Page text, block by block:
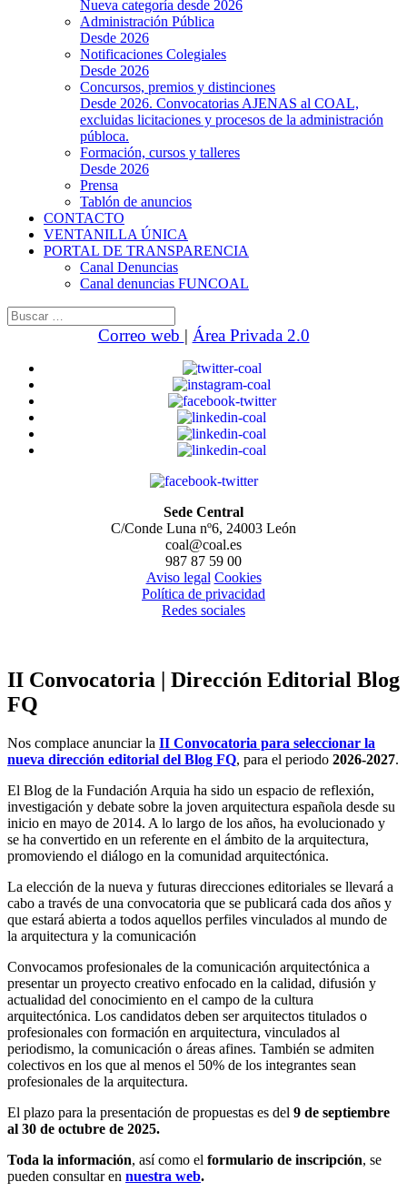
Nueva categoría desde 2026
Administración Pública
Desde 2026
Notificaciones Colegiales
Desde 2026
Concursos, premios y distinciones
Desde 2026. Convocatorias AJENAS al COAL,
excluidas licitaciones y procesos de la administración
públoca.
Formación, cursos y talleres
Desde 2026
Prensa
Tablón de anuncios
CONTACTO
VENTANILLA ÚNICA
PORTAL DE TRANSPARENCIA
Canal Denuncias
Canal denuncias FUNCOAL
Buscar:
Correo web | Área Privada 2.0
Sede Central
C/Conde Luna nº6, 24003 León
coal@coal.es
987 87 59 00
Aviso legal Cookies
Política de privacidad
Redes sociales
II Convocatoria | Dirección Editorial Blog
FQ
Nos complace anunciar la II Convocatoria para seleccionar la
nueva dirección editorial del Blog FQ, para el periodo 2026-2027.
El Blog de la Fundación Arquia ha sido un espacio de reflexión,
investigación y debate sobre la joven arquitectura española desde su
inicio en mayo de 2014. A lo largo de los años, ha evolucionado y
se ha convertido en un referente en el ámbito de la arquitectura,
promoviendo el diálogo en la comunidad arquitectónica.
La elección de la nueva y futuras direcciones editoriales se llevará a
cabo a través de una convocatoria que se publicará cada dos años y
que estará abierta a todos aquellos perfiles vinculados al mundo de
la arquitectura y la comunicación
Convocamos profesionales de la comunicación arquitectónica a
presentar un proyecto creativo enfocado en la calidad, difusión y
actualidad del conocimiento en el campo de la cultura
arquitectónica. Los candidatos deben ser arquitectos titulados o
profesionales con formación en arquitectura, vinculados al
periodismo, la comunicación o áreas afines. También se admiten
colectivos en los que al menos el 50% de los integrantes sean
profesionales de la arquitectura.
El plazo para la presentación de propuestas es del 9 de septiembre
al 30 de octubre de 2025.
Toda la información, así como el formulario de inscripción, se
pueden consultar en nuestra web.